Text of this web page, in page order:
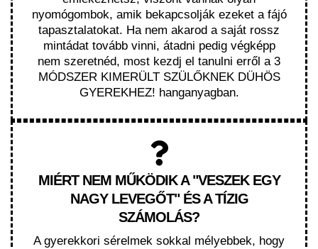
nyomógombok, amik bekapcsolják ezeket a fájó
tapasztalatokat. Ha nem akarod a saját rossz
mintádat tovább vinni, átadni pedig végképp
nem szeretnéd, most kezdj el tanulni erről a 3
MÓDSZER KIMERÜLT SZÜLŐKNEK DÜHÖS
GYEREKHEZ! hanganyagban.
MIÉRT NEM MŰKÖDIK A "VESZEK EGY
NAGY LEVEGŐT" ÉS A TÍZIG
SZÁMOLÁS?
A gyerekkori sérelmek sokkal mélyebbek, hogy